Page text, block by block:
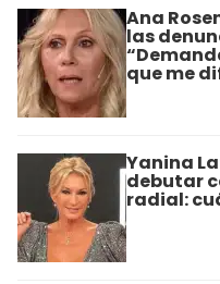
Ana
las
que me
Yanina
debutar
radial: